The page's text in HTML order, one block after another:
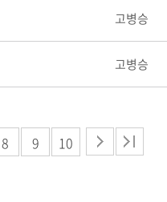
고병승
고병승
8 9 10